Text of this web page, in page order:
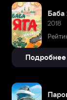
Баба
2018
Подробнее